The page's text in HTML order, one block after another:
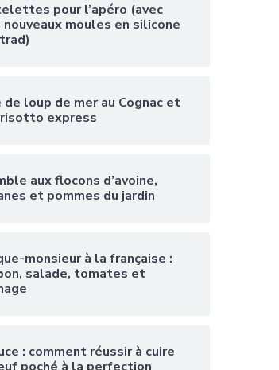
pour l’apéro (avec
nouveaux moules en silicone
de loup de mer au Cognac et
express
aux flocons d’avoine,
et pommes du jardin
monsieur à la française :
salade, tomates et
: comment réussir à cuire